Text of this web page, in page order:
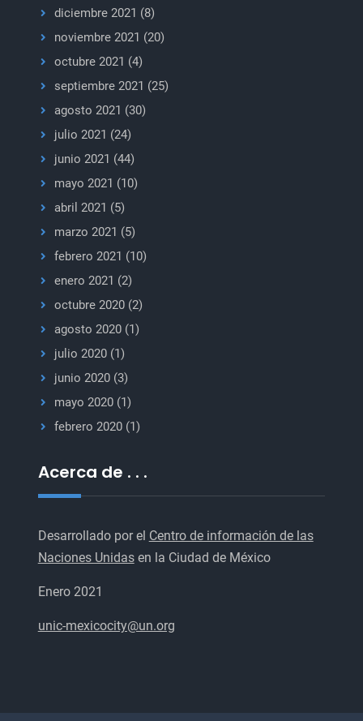
diciembre 2021 (8)
noviembre 2021 (20)
octubre 2021 (4)
septiembre 2021 (25)
agosto 2021 (30)
julio 2021 (24)
junio 2021 (44)
mayo 2021 (10)
abril 2021 (5)
marzo 2021 (5)
febrero 2021 (10)
enero 2021 (2)
octubre 2020(2)
agosto 2020(1)
julio 2020(1)
junio 2020(3)
mayo 2020(1)
febrero 2020(1)
Acerca de . . .
Desarrollado por el Centro de información de las
Naciones Unidasen la Ciudad de México
Enero 2021
unic-mexicocity@un.org